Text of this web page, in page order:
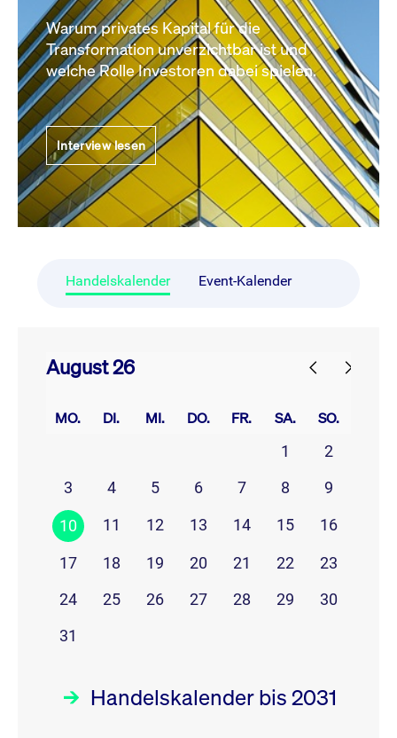
Warum privates Kapital für die
Transformation unverzichtbar ist und
welche Rolle Investoren dabei spielen.
Interview lesen
Handelskalender Event-Kalender
August 26
MO. DI. MI. DO. FR. SA. SO.
1
2
3
4 5 6 7 8 9
10 11 12 13 14 15 16
17 18 19 20 21 22
23
24
25 26 27 28 29
30
31
Handelskalender bis 2031